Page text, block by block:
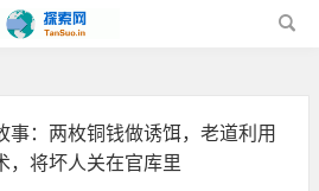
事：两枚铜钱做诱饵，老道利用
，将坏人关在官库里